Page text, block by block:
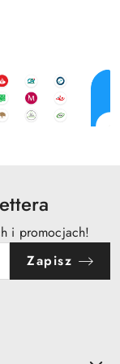
i promocjach!
Zapisz